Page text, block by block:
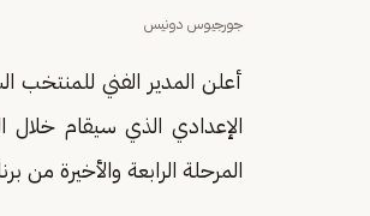
جورجيوس دونيس
أعلن المدير الفني للمنتخب
الإعدادي الذي سيقام خلال الفترة من 25 مايو حتى 10
المرحلة الرابعة والأخيرة من